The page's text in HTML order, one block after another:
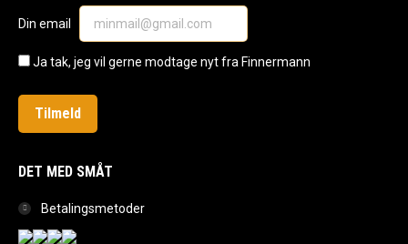
new
window
new
window
in
new
window
Din email
Ja tak, jeg vil gerne modtage nyt fra Finnermann
DET MED SMÅT
Betalingsmetoder